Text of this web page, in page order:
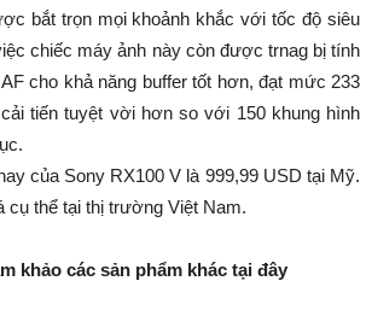
bắt trọn mọi khoảnh khắc với tốc độ siêu
chiếc máy ảnh này còn được trnag bị tính
cho khả năng buffer tốt hơn, đạt mức 233
tiến tuyệt vời hơn so với 150 khung hình
của Sony RX100 V là 999,99 USD tại Mỹ.
thể tại thị trường Việt Nam.
khảo các sản phẩm khác tại đây